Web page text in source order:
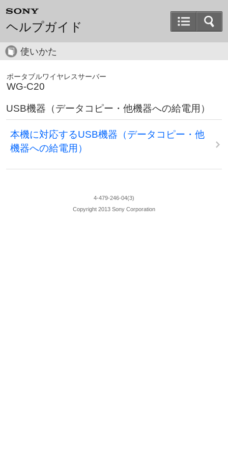
ヘルプガイド
使いかた
ポータブルワイヤレスサーバー
WG-C20
USB機器（データコピー・他機器への給電用）
本機に対応するUSB機器（データコピー・他
機器への給電用）
4-479-246-04(3)
Copyright 2013 Sony Corporation